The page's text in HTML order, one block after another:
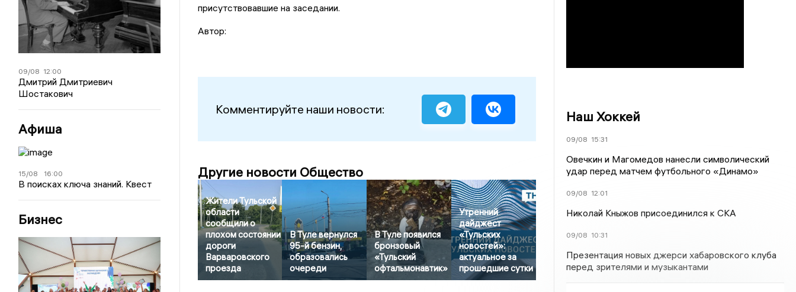
09/08 12:00
Дмитрий Дмитриевич
Шостакович
Афиша
15/08 16:00
В поисках ключа знаний. Квест
Бизнес
присутствовавшие на заседании.
Автор:
Комментируйте наши новости:
Другие новости Общество
Жители Тульской
области
сообщили о
плохом состоянии
дороги
Варваровского
проезда
В Туле вернулся
95-й бензин,
образовались
очереди
В Туле появился
бронзовый
«Тульский
офтальмонавтик»
Утренний
дайджест
«Тульских
новостей»:
актуальное за
прошедшие сутки
Наш Хоккей
09/08 15:31
Овечкин и Магомедов нанесли символический
удар перед матчем футбольного «Динамо»
09/08 12:01
Николай Кныжов присоединился к СКА
09/08 10:31
Презентация новых джерси хабаровского клуба
перед зрителями и музыкантами